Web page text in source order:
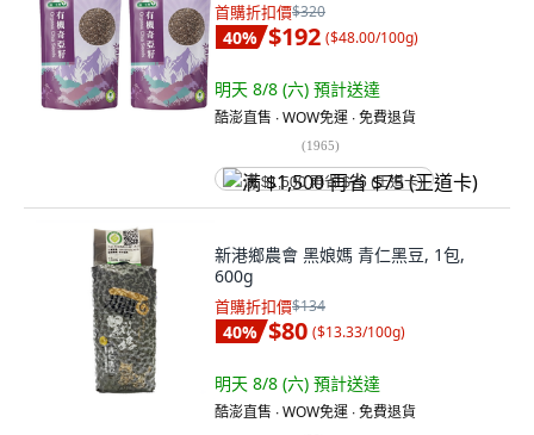
首購折扣價$320
40% $192 ($48.00/100g)
明天 8/8 (六) 預計送達
酷澎直售 ∙ WOW免運 ∙ 免費退貨
(1965)
满 $1,500 再省 $75 (王道卡)
新港鄉農會 黑娘媽 青仁黑豆, 1包,
600g
首購折扣價$134
40% $80 ($13.33/100g)
明天 8/8 (六) 預計送達
酷澎直售 ∙ WOW免運 ∙ 免費退貨